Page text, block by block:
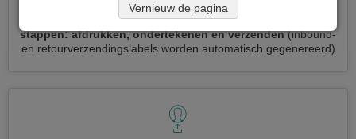
Verminder uw Marokko visumaanvraag tot
stappen: afdrukken, ondertekenen en verzenden (inbound-
en retourverzendingslabels worden automatisch gegenereerd)
Vernieuw de pagina